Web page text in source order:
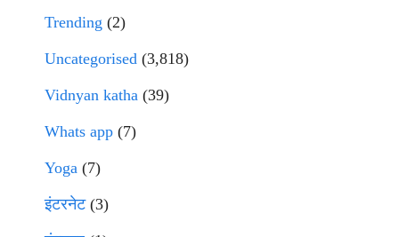
Trending (2)
Uncategorised (3,818)
Vidnyan katha (39)
Whats app (7)
Yoga (7)
इंटरनेट(3)